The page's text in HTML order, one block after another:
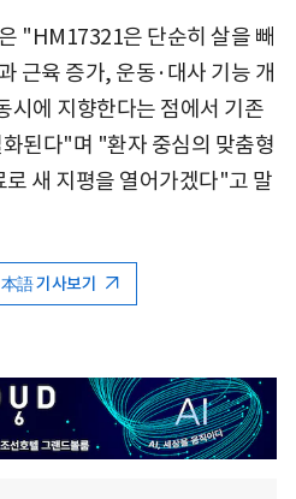
"HM17321은 단순히 살을 빼
근육 증가, 운동·대사 기능 개
시에 지향한다는 점에서 기존
된다"며 "환자 중심의 맞춤형
새 지평을 열어가겠다"고 말
語 기사보기